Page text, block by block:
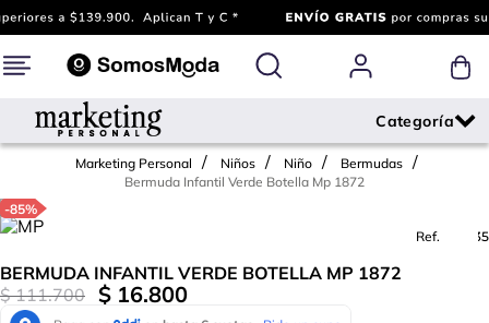
Marketing Personal Niños Niño
Bermudas
Bermuda Infantil Verde Botella Mp 1872
-85%
Ref.
730235
BERMUDA INFANTIL VERDE BOTELLA MP 1872
$ 111.700 $ 16.800